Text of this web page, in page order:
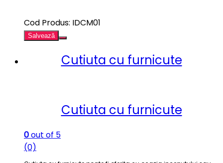
Cod Produs: IDCM01
Salvează
Cutiuta cu furnicute
Cutiuta cu furnicute
0out of 5
(0)